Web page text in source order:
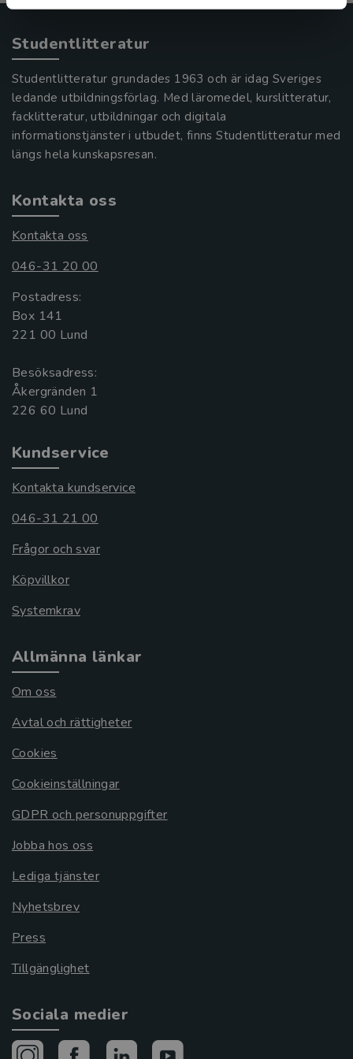
Studentlitteratur
Studentlitteratur grundades 1963 och är idag Sveriges
ledande utbildningsförlag. Med läromedel, kurslitteratur,
facklitteratur, utbildningar och digitala
informationstjänster i utbudet, finns Studentlitteratur med
längs hela kunskapsresan.
Kontakta oss
Kontakta oss
046-31 20 00
Postadress:
Box 141
221 00 Lund
Besöksadress:
Åkergränden 1
Kundservice
Kontakta kundservice
046-31 21 00
Frågor och svar
Köpvillkor
Systemkrav
Allmänna länkar
Om oss
Avtal och rättigheter
Cookies
Cookieinställningar
GDPR och personuppgifter
Jobba hos oss
Lediga tjänster
Nyhetsbrev
Press
Tillgänglighet
Sociala medier